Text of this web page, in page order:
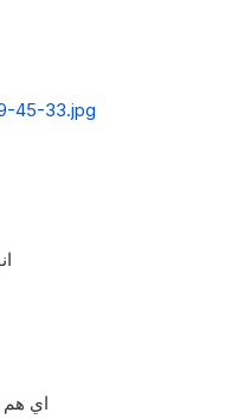
45-33.jpg
اي هم